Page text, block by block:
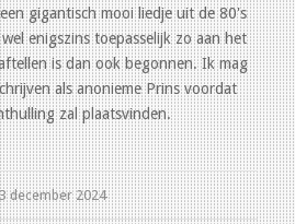
gigantisch mooi liedje uit de 80's
enigszins toepasselijk zo aan het
is dan ook begonnen. Ik mag
als anonieme Prins voordat
zal plaatsvinden.
december 2024